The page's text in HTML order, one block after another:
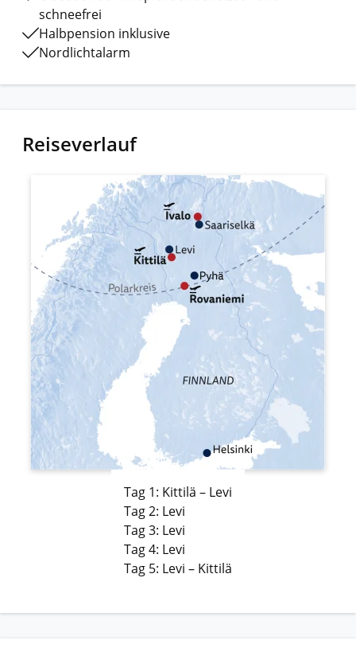
schneefrei
Halbpension inklusive
Nordlichtalarm
Reiseverlauf
Tag 1: Kittilä – Levi
Tag 2: Levi
Tag 3: Levi
Tag 4: Levi
Tag 5: Levi – Kittilä